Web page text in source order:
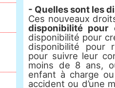
- Quelles sont les
Ces nou­veaux
dis­po­ni­bi­lité pour
dis­po­ni­bi­lité pour
dis­po­ni­bi­lité pour
pour suivre leur
moins de 8 ans,
enfant à charge
acci­dent ou d’une